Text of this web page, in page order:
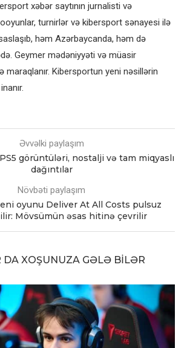
xəbər saytının jurnalisti və
turnirlər və kibersport sənayesi ilə
həm Azərbaycanda, həm də
Geymer mədəniyyəti və müasir
maraqlanır. Kibersportun yeni nəsillərin
Əvvəlki paylaşım
görüntüləri, nostalji və tam miqyaslı
dağıntılar
Növbəti paylaşım
oyunu Deliver At All Costs pulsuz
Mövsümün əsas hitinə çevrilir
DA XOŞUNUZA GƏLƏ BILƏR